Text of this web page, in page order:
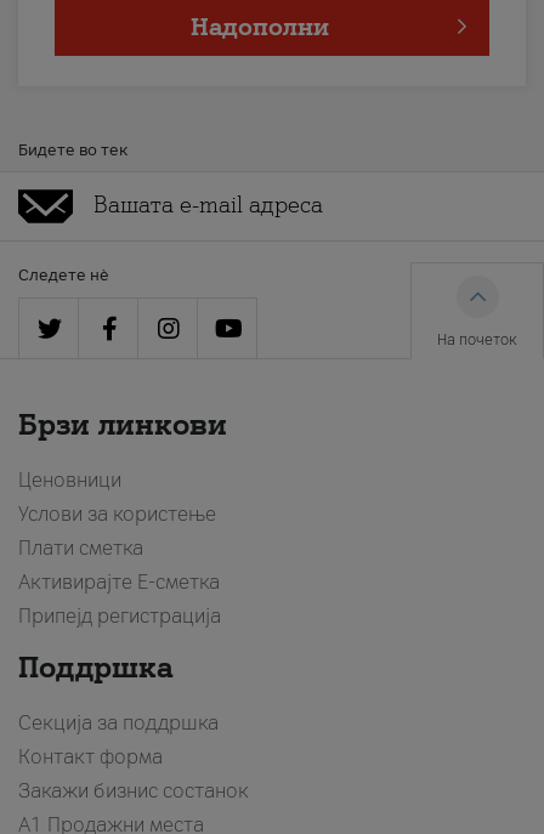
Надополни
Бидете во тек
Следете нè
На почеток
Брзи линкови
Ценовници
Услови за користење
Плати сметка
Активирајте Е-сметка
Припејд регистрација
Поддршка
Секција за поддршка
Контакт форма
Закажи бизнис состанок
A1 Продажни места